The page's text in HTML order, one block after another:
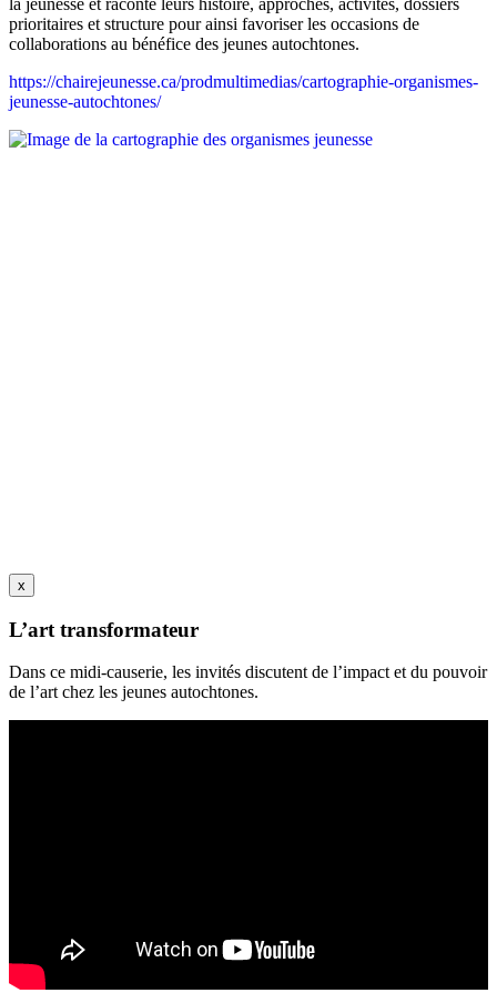
prioritaires et structure pour ainsi favoriser les occasions de
collaborations au bénéfice des jeunes autochtones.
https://chairejeunesse.ca/prodmultimedias/cartographie-organismes-
jeunesse-autochtones/
x
L’art transformateur
Dans ce midi-causerie, les invités discutent de l’impact et du pouvoir
de l’art chez les jeunes autochtones.